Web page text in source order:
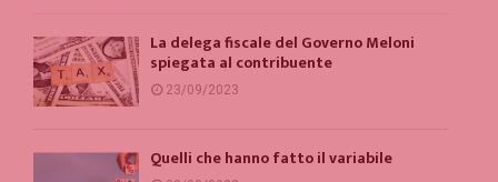
La delega fiscale del Governo Meloni
spiegata al contribuente
23/09/2023
Quelli che hanno fatto il variabile